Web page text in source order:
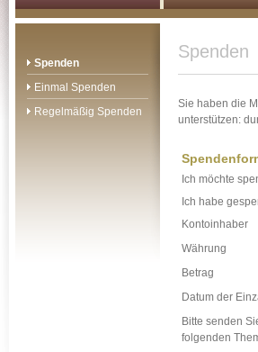
Spenden
Einmal Spenden
Regelmäßig Spenden
Spenden
Sie haben die
unterstützen:
Ich möchte
Ich habe
Kontoinhaber
Währung
Betrag
Datum der
Bitte senden
folgenden